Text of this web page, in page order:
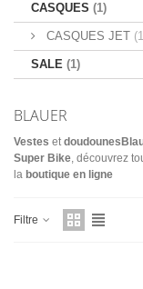
CASQUES (1)
CASQUES JET
SALE (1)
BLAUER
Vestes etdoudounes
Super Bike, découvrez
la boutique en ligne
Filtre